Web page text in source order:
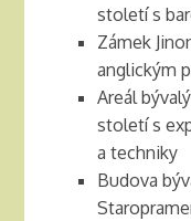
století s
Zámek
anglickým
Areál
století s
a techniky
Budova